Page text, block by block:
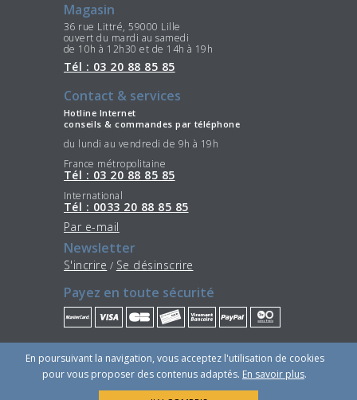
Magasin
36 rue Littré, 59000 Lille
ouvert du mardi au samedi
de 10h à 12h30 et de 14h à 19h
Tél : 03 20 88 85 85
Contact & services
Hotline Internet
conseils & commandes par téléphone
du lundi au vendredi de 9h à 19h
France métropolitaine
Tél : 03 20 88 85 85
International
Tél : 0033 20 88 85 85
Par e-mail
Newsletter
S'incrire / Se désinscrire
Payez en toute sécurité
Restez connectés
En poursuivant la navigation, vous acceptez l'utilisation de cookies
pour vous proposer des contenus adaptés. En savoir plus.